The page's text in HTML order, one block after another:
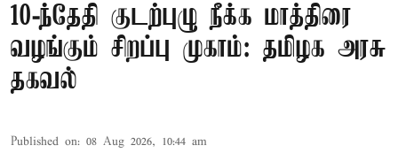
10-ந்தேதி குடற்புழு நீக்க மாத்திரை
வழங்கும் சிறப்பு முகாம்: தமிழக அரசு
தகவல்
Published on: 08 Aug 2026, 10:44 am